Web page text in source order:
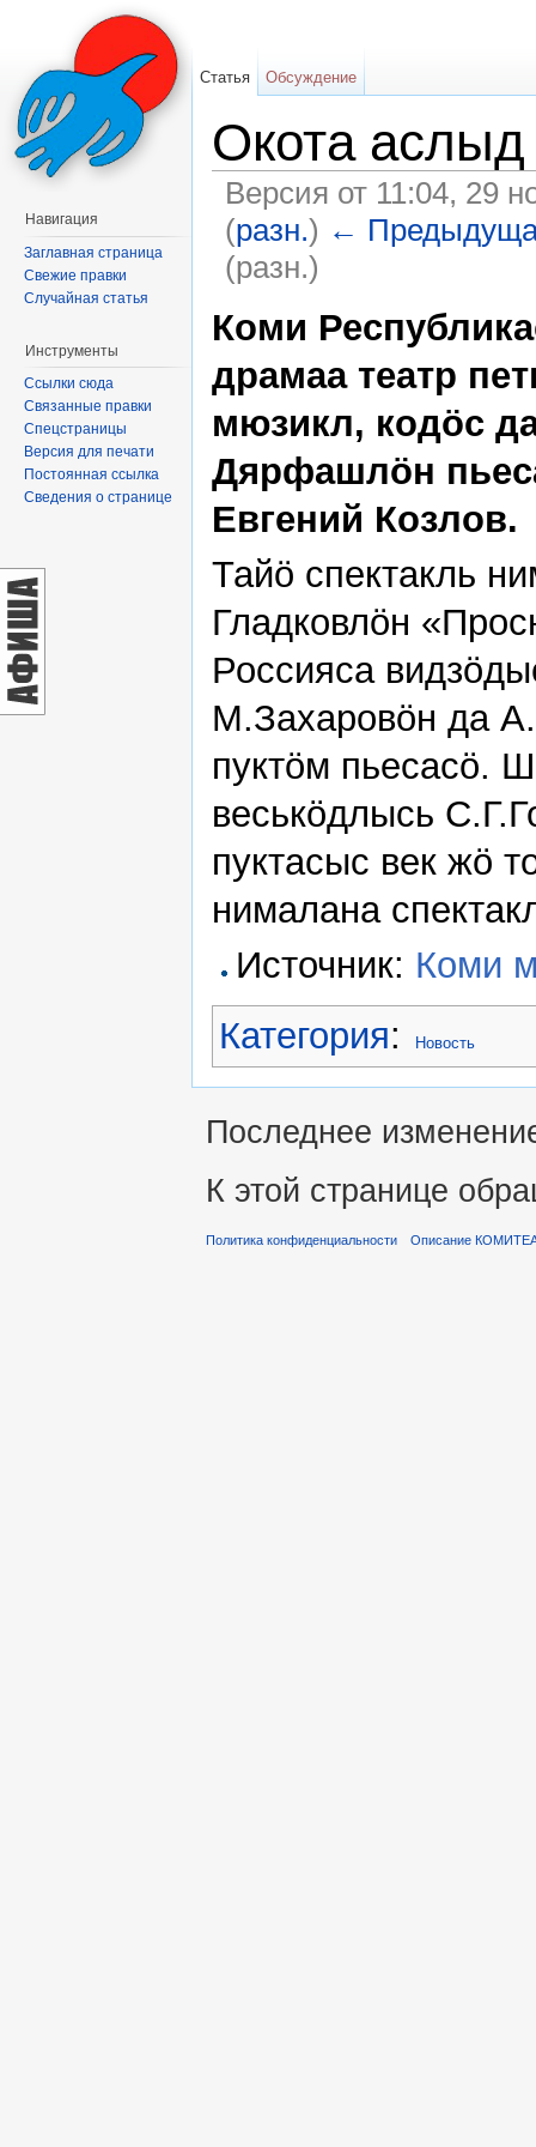
Окота
Версия от 11:04, 29
(разн.) ←
(разн.)
Коми
драмаа театр
мюзикл, кодöс
Дярфашлöн
Евгений Козлов.
Тайö спектакль
Гладковлöн
Россияса
М.Захаровöн да
пуктöм пьесасö.
веськöдлысь
пуктасыс век жö
нималана
Источник: Коми
Категория: Новость
Статья Обсуждение
Навигация
Заглавная страница
Свежие правки
Случайная статья
Инструменты
Ссылки сюда
Связанные правки
Спецстраницы
Версия для печати
Постоянная ссылка
Сведения о странице
Последнее
К этой странице
Политика конфиденциальности Описание